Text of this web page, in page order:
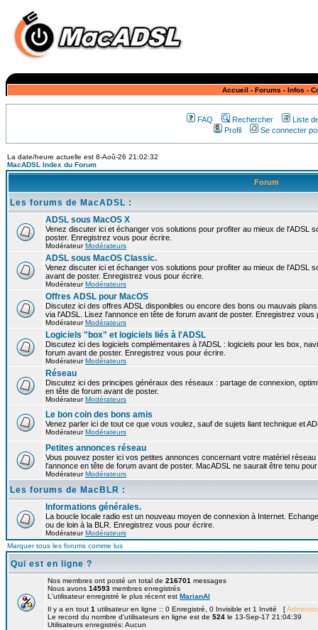
Accueil - Forums - Infos -
FAQ Rechercher
Liste
Profil
Se connecter
La date/heure actuelle est 8-Aoû-26 21:02:32
MacADSL Index du Forum
Forum
Les forums de MacADSL :
ADSL sous MacOS X
Venez discuter ici et échanger vos solutions pour profiter au mieux de l'ADSL
poster. Enregistrez vous pour écrire.
ModérateurModérateurs
ADSL sous MacOS Classic.
Venez discuter ici et échanger vos solutions pour profiter au mieux de l'ADSL
avant de poster. Enregistrez vous pour écrire.
ModérateurModérateurs
Offres ADSL pour MacOS
Discutez ici des offres ADSL disponibles ou encore des bons ou mauvais
via l'ADSL. Lisez l'annonce en tête de forum avant de poster. Enregistrez vous
ModérateurModérateurs
Logiciels "box" et logiciels liés à l'ADSL
Discutez ici des logiciels complémentaires à l'ADSL : logiciels pour les box,
forum avant de poster. Enregistrez vous pour écrire.
ModérateurModérateurs
Réseau
Discutez ici des principes généraux des réseaux : partage de connexion,
en tête de forum avant de poster.
ModérateurModérateurs
Le bon coin des bons amis
Venez parler ici de tout ce que vous voulez, sauf de sujets liant technique et
ModérateurModérateurs
Petites annonces réseau
Vous pouvez poster ici vos petites annonces concernant votre matériel
l'annonce en tête de forum avant de poster. MacADSL ne saurait être tenu
ModérateurModérateurs
Les forums de MacBLR :
Informations générales.
La boucle locale radio est un nouveau moyen de connexion à Internet.
ou de loin à la BLR. Enregistrez vous pour écrire.
ModérateurModérateurs
Marquer tous les forums comme lus
Qui est en ligne ?
Nos membres ont posté un total de 216701 messages
Nous avons 14593 membres enregistrés
L'utilisateur enregistré le plus récent est MarianAl
Il y a en tout 1 utilisateur en ligne :: 0 Enregistré, 0 Invisible et 1 Invité [
Le record du nombre d'utilisateurs en ligne est de 524 le 13-Sep-17 21:04:39
Utilisateurs enregistrés: Aucun